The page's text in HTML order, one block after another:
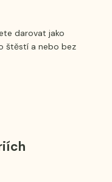
darovat jako
štěstí a nebo bez